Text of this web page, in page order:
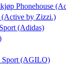
Phonehouse
by Zizzi.)
(Adidas)
Sport (AGILO)